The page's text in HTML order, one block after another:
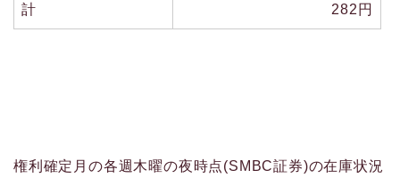
計 282円
権利確定月の各週木曜の夜時点(SMBC証券)の在庫状況